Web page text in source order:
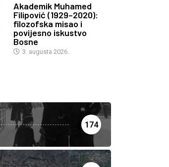
Akademik Muhamed
Filipović (1929–2020):
filozofska misao i
povijesno iskustvo
Bosne
3. augusta 2026.
174